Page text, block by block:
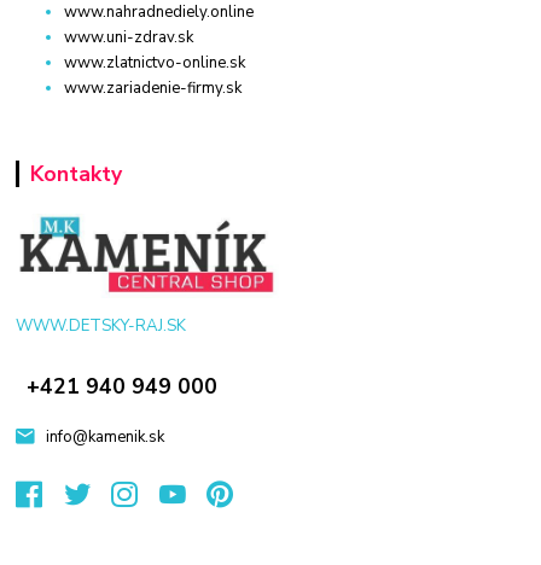
www.nahradnediely.online
www.uni-zdrav.sk
www.zlatnictvo-online.sk
www.zariadenie-firmy.sk
Kontakty
WWW.DETSKY-RAJ.SK
+421 940 949 000
info@kamenik.sk